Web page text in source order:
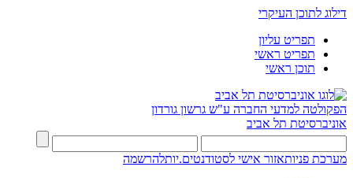
דילוג לתוכן העיקרי
תפריט עליון
תפריט ראשי
תוכן ראשי
הפקולטה למדעי החברה ע"ש גרשון גורדון
אוניברסיטת תל אביב
מערכת פניותאזור אישי לסטודנטים.יותלהרשמה